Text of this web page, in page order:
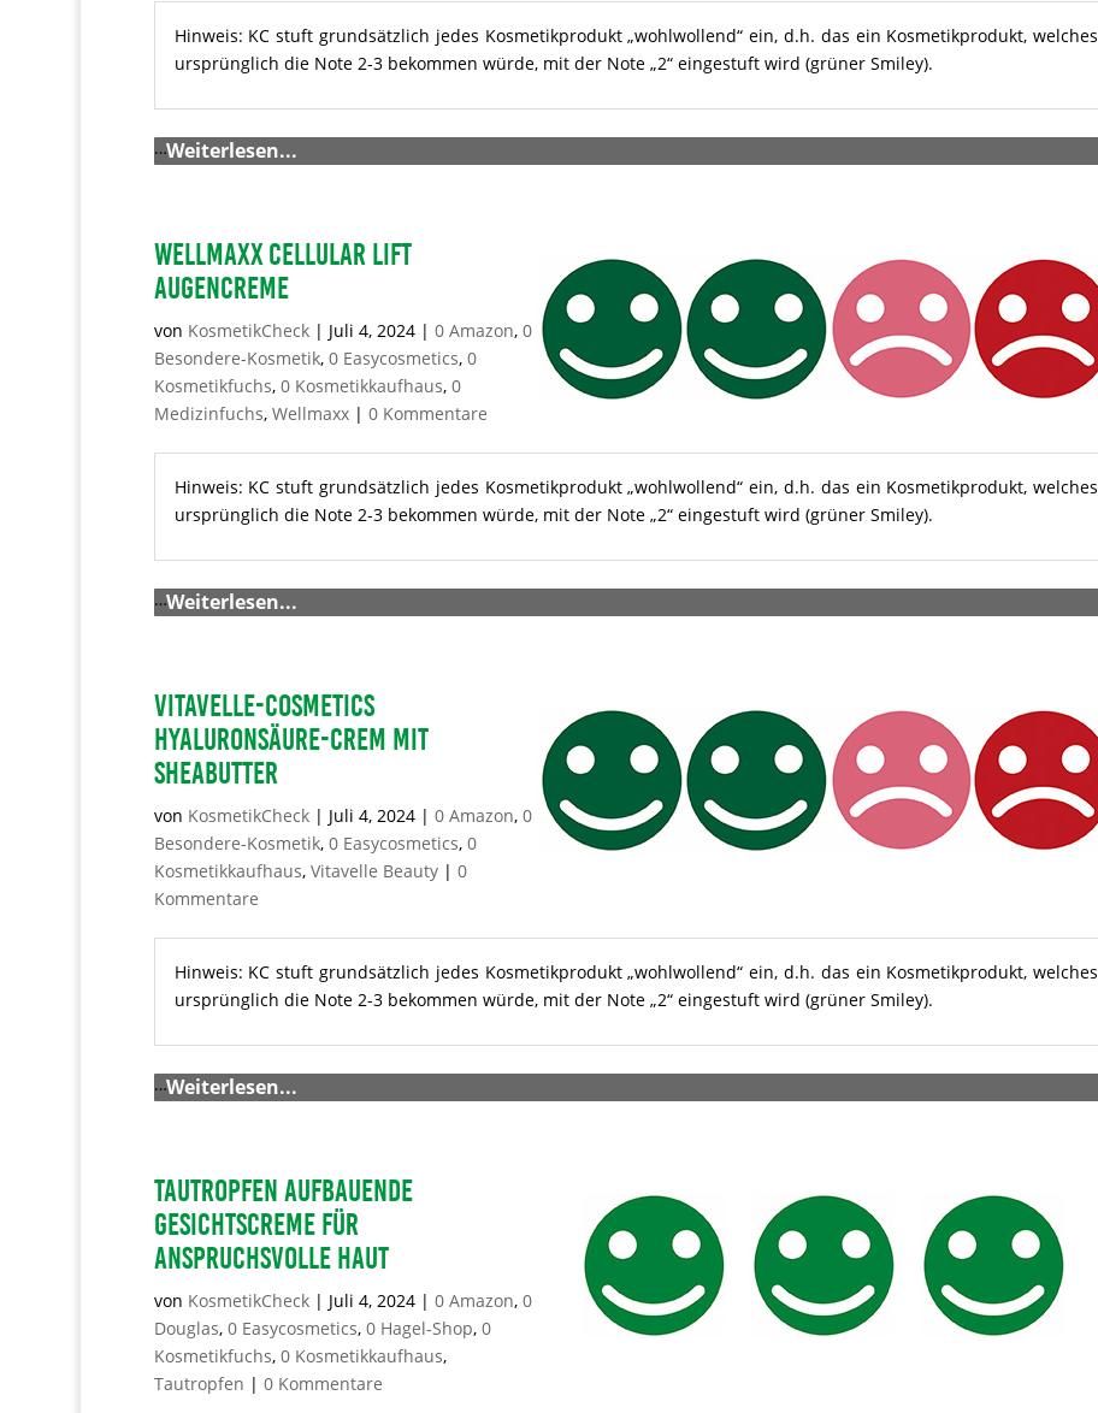
Hinweis: KC stuft grundsätzlich jedes Kosmetikprodukt „wohlwollend“ ein, d.h. das ein Kosmetikprodukt, welches
ursprünglich die Note 2-3 bekommen würde, mit der Note „2“ eingestuft wird (grüner Smiley).
…Weiterlesen...
Wellmaxx Cellular Lift
Augencreme
von KosmetikCheck| Juli 4, 2024| 0 Amazon, 0
Besondere-Kosmetik, 0 Easycosmetics, 0
Kosmetikfuchs, 0 Kosmetikkaufhaus, 0
Medizinfuchs, Wellmaxx| 0 Kommentare
Hinweis: KC stuft grundsätzlich jedes Kosmetikprodukt „wohlwollend“ ein, d.h. das ein Kosmetikprodukt, welches
ursprünglich die Note 2-3 bekommen würde, mit der Note „2“ eingestuft wird (grüner Smiley).
…Weiterlesen...
Vitavelle-Cosmetics
Hyaluronsäure-Crem mit
Sheabutter
von KosmetikCheck| Juli 4, 2024| 0 Amazon, 0
Besondere-Kosmetik, 0 Easycosmetics, 0
Kosmetikkaufhaus, Vitavelle Beauty| 0
Kommentare
Hinweis: KC stuft grundsätzlich jedes Kosmetikprodukt „wohlwollend“ ein, d.h. das ein Kosmetikprodukt, welches
ursprünglich die Note 2-3 bekommen würde, mit der Note „2“ eingestuft wird (grüner Smiley).
…Weiterlesen...
TAUTROPFEN Aufbauende
Gesichtscreme für
anspruchsvolle Haut
von KosmetikCheck| Juli 4, 2024| 0 Amazon, 0
Douglas, 0 Easycosmetics, 0 Hagel-Shop, 0
Kosmetikfuchs, 0 Kosmetikkaufhaus,
Tautropfen | 0 Kommentare